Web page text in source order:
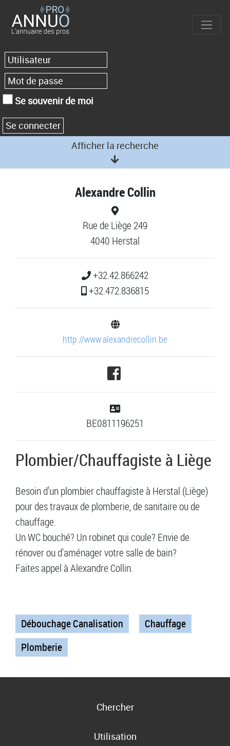
Se souvenir de moi
Afficher la recherche
Alexandre Collin
Rue de Liège 249
4040 Herstal
+32.42.866242
+32.472.836815
http://www.alexandrecollin.be
BE0811196251
Plombier/Chauffagiste à Liège
Besoin d'un plombier chauffagiste à Herstal (Liège)
pour des travaux de plomberie, de sanitaire ou de
chauffage.
Un WC bouché? Un robinet qui coule? Envie de
rénover ou d'aménager votre salle de bain?
Faites appel à Alexandre Collin.
Débouchage Canalisation
Chauffage
Plomberie
Chercher
Utilisation